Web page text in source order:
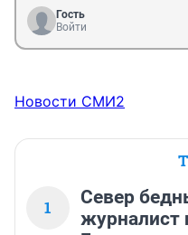
Гость
Войти
Новости СМИ2
1
Север
журналист